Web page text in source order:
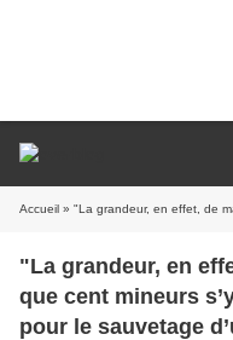
Accueil » "La grandeur, en effet, de ma civilisation, c’est que cent mineurs s’y
"La grandeur, en
que cent mineurs
pour le sauvetage